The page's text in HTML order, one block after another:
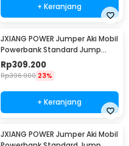
+ Keranjang
JXIANG POWER Jumper Aki Mobil
Powerbank Standard Jump
Starter 10000mAh - JX57
Rp309.200
Rp396.900 23%
+ Keranjang
JXIANG POWER Jumper Aki Mobil